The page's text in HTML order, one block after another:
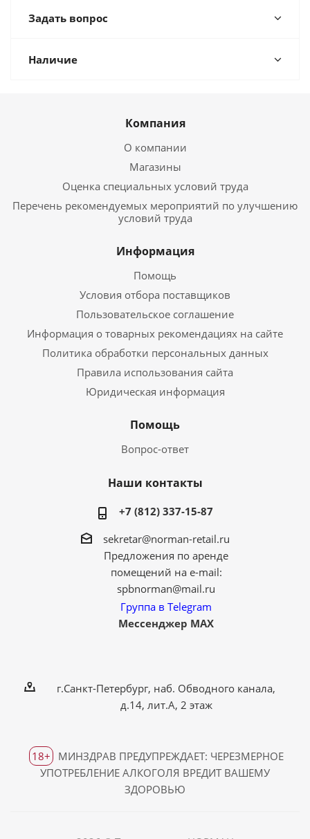
Задать вопрос
Наличие
Компания
О компании
Магазины
Оценка специальных условий труда
Перечень рекомендуемых мероприятий по улучшению
условий труда
Информация
Помощь
Условия отбора поставщиков
Пользовательское соглашение
Информация о товарных рекомендациях на сайте
Политика обработки персональных данных
Правила использования сайта
Юридическая информация
Помощь
Вопрос-ответ
Наши контакты
+7 (812) 337-15-87
sekretar@norman-retail.ru
Предложения по аренде
помещений на e-mail:
spbnorman@mail.ru
Группа в Telegram
Мессенджер MAX
г.Санкт-Петербург, наб. Обводного канала,
д.14, лит.А, 2 этаж
18+
МИНЗДРАВ ПРЕДУПРЕЖДАЕТ: ЧЕРЕЗМЕРНОЕ
УПОТРЕБЛЕНИЕ АЛКОГОЛЯ ВРЕДИТ ВАШЕМУ
ЗДОРОВЬЮ